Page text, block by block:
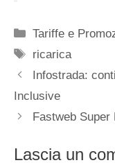
Categorie
Tariffe e
Tag
ricarica
Infostrada:
Inclusive
Fastweb Super
Lascia un